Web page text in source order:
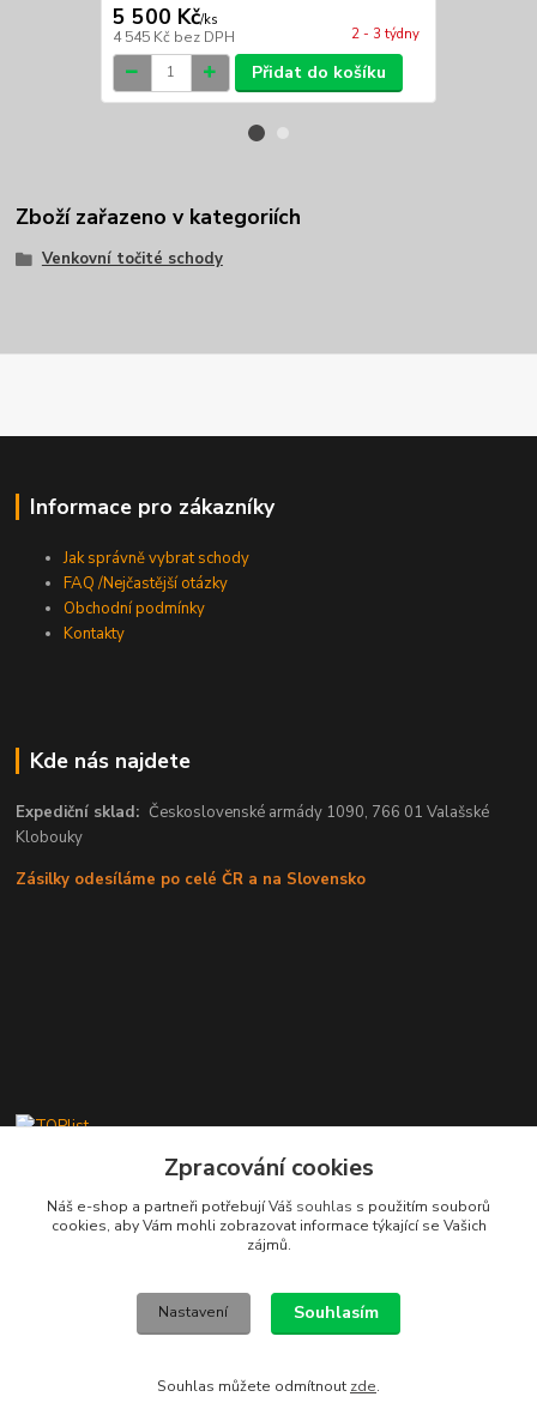
5 500 Kč/ks
4 545 Kč bez DPH 2 - 3 týdny
Přidat do košíku
Zboží zařazeno v kategoriích
Venkovní točité schody
Informace pro zákazníky
Jak správně vybrat schody
FAQ /Nejčastější otázky
Obchodní podmínky
Kontakty
Kde nás najdete
Expediční sklad:Československé armády 1090, 766 01 Valašské
Klobouky
Zásilky odesíláme po celé ČR a na Slovensko
Stanislav Fuks
605 703 535
info@schodyplus.cz
Zpracování cookies
Náš e-shop a partneři potřebují Váš souhlas s použitím souborů
cookies, aby Vám mohli zobrazovat informace týkající se Vašich
zájmů.
Nastavení Souhlasím
Souhlas můžete odmítnout zde.